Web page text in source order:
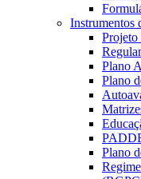
Instrumentos
Plano
Plano
Plano